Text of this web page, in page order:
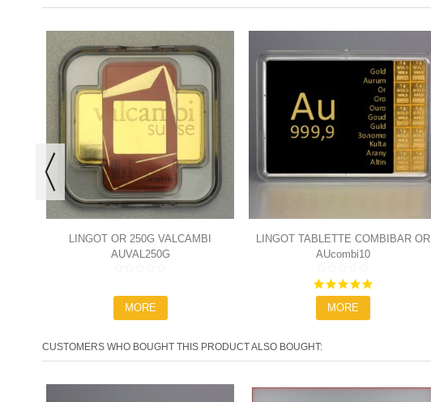
LINGOT OR 250G VALCAMBI
AUVAL250G
MORE
LINGOT TABLETTE COMBIBAR OR
10X1G
AUcombi10
5.0
MORE
CUSTOMERS WHO BOUGHT THIS PRODUCT ALSO BOUGHT: